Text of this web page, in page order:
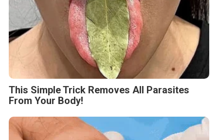
This Simple Trick Removes All Parasites
From Your Body!